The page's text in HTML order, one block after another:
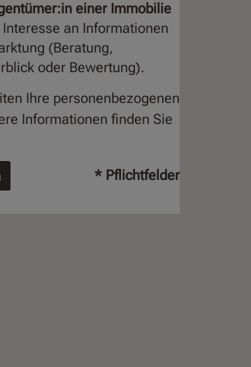
einer Immobilie
an Informationen
(Beratung,
oder Bewertung).
Ihre personenbezogenen
Informationen finden Sie
* Pflichtfelder